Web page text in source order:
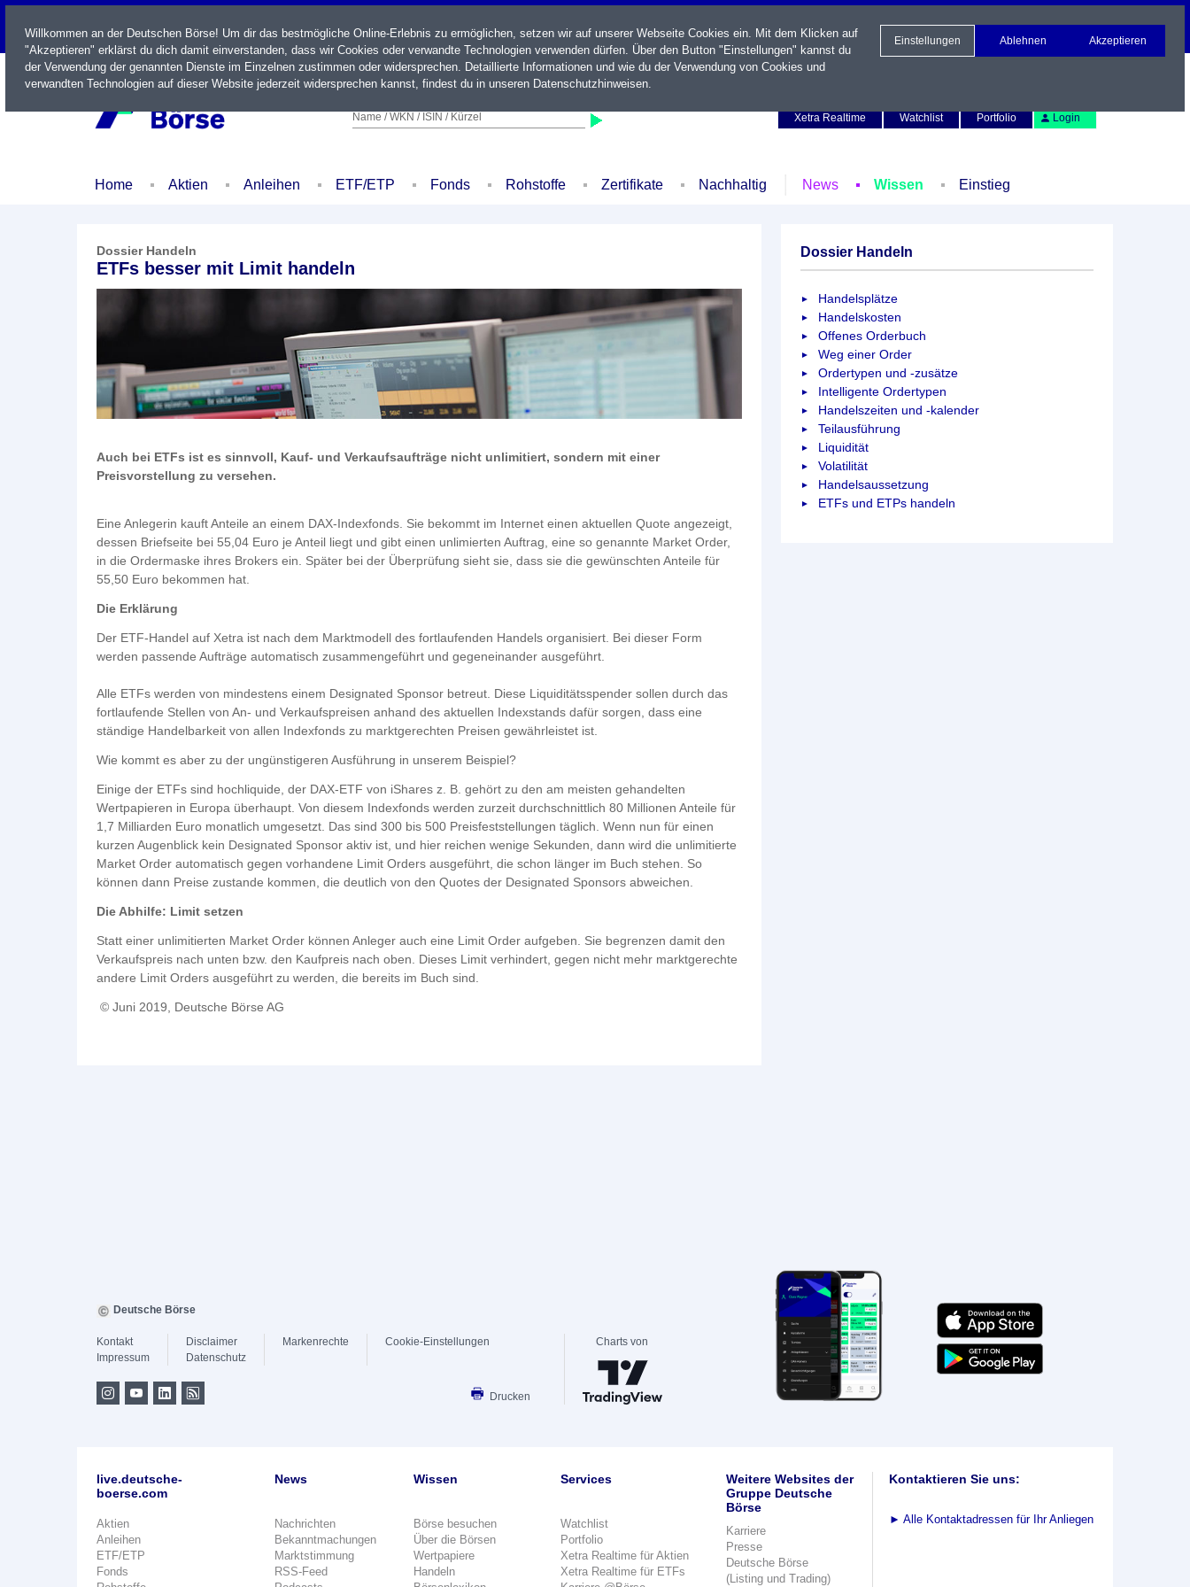
LIVE
Name / WKN / ISIN / Kürzel
Xetra Realtime
Watchlist Portfolio Login
Home Aktien Anleihen ETF/ETP Fonds Rohstoffe Zertifikate Nachhaltig News Wissen Einstieg
Dossier Handeln
ETFs besser mit Limit handeln
Auch bei ETFs ist es sinnvoll, Kauf- und Verkaufsaufträge nicht unlimitiert, sondern mit einer
Preisvorstellung zu versehen.
Eine Anlegerin kauft Anteile an einem DAX-Indexfonds. Sie bekommt im Internet einen aktuellen Quote angezeigt,
dessen Briefseite bei 55,04 Euro je Anteil liegt und gibt einen unlimierten Auftrag, eine so genannte Market Order,
in die Ordermaske ihres Brokers ein. Später bei der Überprüfung sieht sie, dass sie die gewünschten Anteile für
55,50 Euro bekommen hat.
Die Erklärung
Der ETF-Handel auf Xetra ist nach dem Marktmodell des fortlaufenden Handels organisiert. Bei dieser Form
werden passende Aufträge automatisch zusammengeführt und gegeneinander ausgeführt.
Alle ETFs werden von mindestens einem Designated Sponsor betreut. Diese Liquiditätsspender sollen durch das
fortlaufende Stellen von An- und Verkaufspreisen anhand des aktuellen Indexstands dafür sorgen, dass eine
ständige Handelbarkeit von allen Indexfonds zu marktgerechten Preisen gewährleistet ist.
Wie kommt es aber zu der ungünstigeren Ausführung in unserem Beispiel?
Einige der ETFs sind hochliquide, der DAX-ETF von iShares z. B. gehört zu den am meisten gehandelten
Wertpapieren in Europa überhaupt. Von diesem Indexfonds werden zurzeit durchschnittlich 80 Millionen Anteile für
1,7 Milliarden Euro monatlich umgesetzt. Das sind 300 bis 500 Preisfeststellungen täglich. Wenn nun für einen
kurzen Augenblick kein Designated Sponsor aktiv ist, und hier reichen wenige Sekunden, dann wird die unlimitierte
Market Order automatisch gegen vorhandene Limit Orders ausgeführt, die schon länger im Buch stehen. So
können dann Preise zustande kommen, die deutlich von den Quotes der Designated Sponsors abweichen.
Die Abhilfe: Limit setzen
Statt einer unlimitierten Market Order können Anleger auch eine Limit Order aufgeben. Sie begrenzen damit den
Verkaufspreis nach unten bzw. den Kaufpreis nach oben. Dieses Limit verhindert, gegen nicht mehr marktgerechte
andere Limit Orders ausgeführt zu werden, die bereits im Buch sind.
© Juni 2019, Deutsche Börse AG
Dossier Handeln
Handelsplätze
Handelskosten
Offenes Orderbuch
Weg einer Order
Ordertypen und -zusätze
Intelligente Ordertypen
Handelszeiten und -kalender
Teilausführung
Liquidität
Volatilität
Handelsaussetzung
ETFs und ETPs handeln
Willkommen an der Deutschen Börse! Um dir das bestmögliche Online-Erlebnis zu ermöglichen, setzen wir auf unserer Webseite Cookies ein. Mit dem Klicken auf
"Akzeptieren" erklärst du dich damit einverstanden, dass wir Cookies oder verwandte Technologien verwenden dürfen. Über den Button "Einstellungen" kannst du
der Verwendung der genannten Dienste im Einzelnen zustimmen oder widersprechen. Detaillierte Informationen und wie du der Verwendung von Cookies und
verwandten Technologien auf dieser Website jederzeit widersprechen kannst, findest du in unseren Datenschutzhinweisen.
Einstellungen Ablehnen Akzeptieren
Deutsche Börse
Kontakt
Impressum
Disclaimer
Datenschutz
Markenrechte Cookie-Einstellungen
Drucken
Charts von
live.deutsche-
boerse.com
Aktien
Anleihen
ETF/ETP
Fonds
News
Nachrichten
Bekanntmachungen
Marktstimmung
RSS-Feed
Wissen
Börse besuchen
Über die Börsen
Wertpapiere
Handeln
Services
Watchlist
Portfolio
Xetra Realtime für Aktien
Xetra Realtime für ETFs
Weitere Websites der
Gruppe Deutsche
Börse
Karriere
Presse
Deutsche Börse
(Listing und Trading)
Kontaktieren Sie uns:
► Alle Kontaktadressen für Ihr Anliegen